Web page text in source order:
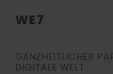
WE7
GANZHEITLICHER
DIGITALE WELT